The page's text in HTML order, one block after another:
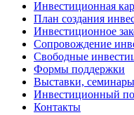
Инвестиционная
План создания
Инвестиционное
Сопровождение
Свободные
Формы поддержки
Выставки,
Инвестиционный
Контакты